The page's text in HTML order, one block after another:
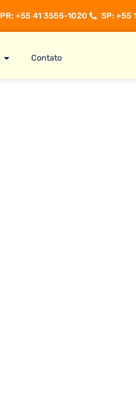
PR: +55 41 3555-1020 ​ SP: +55
Contato